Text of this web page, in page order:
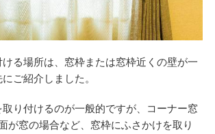
る場所は、窓枠または窓枠近くの壁が一
ご紹介しました。
り付けるのが一般的ですが、コーナー窓
が窓の場合など、窓枠にふさかけを取り